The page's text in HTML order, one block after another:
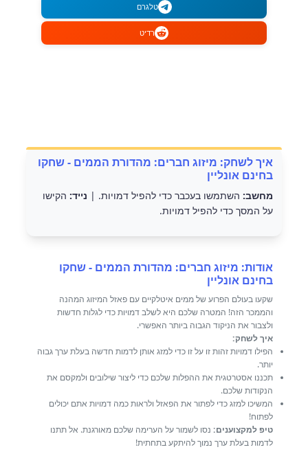
טלגרם
רדיט
איך לשחק: מיזוג חברים: מהדורת הממים - שחקו
בחינם אונליין
מחשב: השתמשו בעכבר כדי להפיל דמויות. | נייד: הקישו
על המסך כדי להפיל דמויות.
אודות: מיזוג חברים: מהדורת הממים - שחקו
בחינם אונליין
שקעו בעולם הפרוע של ממים איטלקיים עם פאזל המיזוג המהנה
והממכר הזה! המטרה שלכם היא לשלב דמויות כדי לגלות חדשות
ולצבור את הניקוד הגבוה ביותר האפשרי.
איך לשחק:
הפילו דמויות זהות זו על זו כדי למזג אותן לדמות חדשה בעלת ערך גבוה
יותר.
תכננו אסטרטגית את ההפלות שלכם כדי ליצור שילובים ולמקסם את
הנקודות שלכם.
המשיכו למזג כדי לפתור את הפאזל ולראות כמה דמויות אתם יכולים
לפתוח!
טיפ למקצוענים:נסו לשמור על הערימה שלכם מאורגנת. אל תתנו
לדמות בעלת ערך נמוך להיתקע בתחתית!